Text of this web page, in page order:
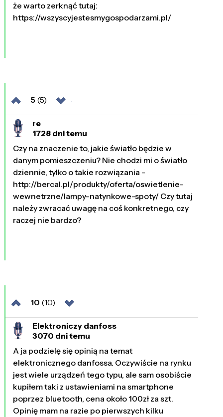
że warto zerknąć tutaj:
https://wszyscyjestesmygospodarzami.pl/
5 (5)
re
1728 dni temu
Czy na znaczenie to, jakie światło będzie w
danym pomieszczeniu? Nie chodzi mi o światło
dziennie, tylko o takie rozwiązania -
http://bercal.pl/produkty/oferta/oswietlenie-
wewnetrzne/lampy-natynkowe-spoty/ Czy tutaj
należy zwracać uwagę na coś konkretnego, czy
raczej nie bardzo?
10 (10)
Elektroniczy danfoss
3070 dni temu
A ja podzielę się opinią na temat
elektronicznego danfossa. Oczywiście na rynku
jest wiele urządzeń tego typu, ale sam osobiście
kupiłem taki z ustawieniami na smartphone
poprzez bluetooth, cena około 100zł za szt.
Opinię mam na razie po pierwszych kilku